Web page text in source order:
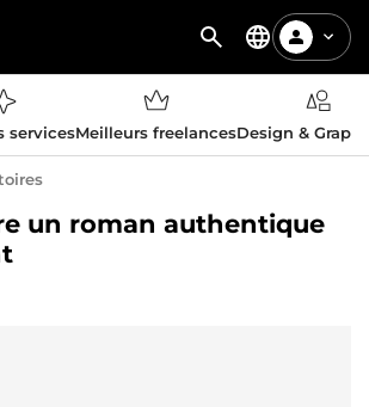
servicesMeilleurs freelancesDesign &
un roman authentique